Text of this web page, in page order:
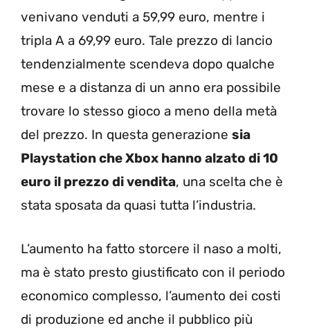
venivano venduti a 59,99 euro, mentre i
tripla A a 69,99 euro. Tale prezzo di lancio
tendenzialmente scendeva dopo qualche
mese e a distanza di un anno era possibile
trovare lo stesso gioco a meno della metà
del prezzo. In questa generazione sia
Playstation che Xbox hanno alzato di 10
euro il prezzo di vendita, una scelta che è
stata sposata da quasi tutta l’industria.
L’aumento ha fatto storcere il naso a molti,
ma è stato presto giustificato con il periodo
economico complesso, l’aumento dei costi
di produzione ed anche il pubblico più